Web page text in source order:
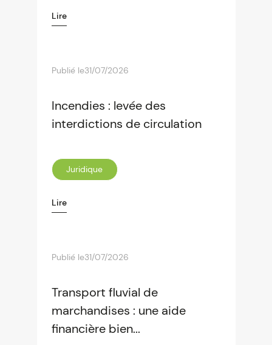
Lire
Publié le31/07/2026
Incendies : levée des
interdictions de circulation
Juridique
Lire
Publié le31/07/2026
Transport fluvial de
marchandises : une aide
financière bien...